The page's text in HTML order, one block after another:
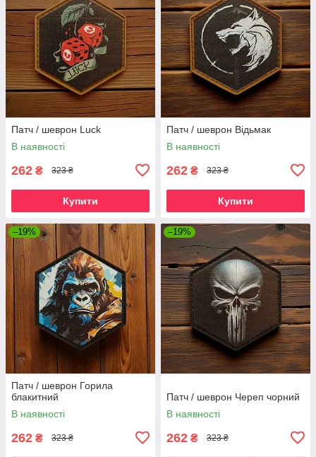
Патч / шеврон Luck
В наявності
262 ₴ 323 ₴
Купити
Патч / шеврон Відьмак
В наявності
262 ₴ 323 ₴
Купити
–19%
Патч / шеврон Горила
блакитний
В наявності
262 ₴ 323 ₴
–19%
Патч / шеврон Череп чорний
В наявності
262 ₴ 323 ₴